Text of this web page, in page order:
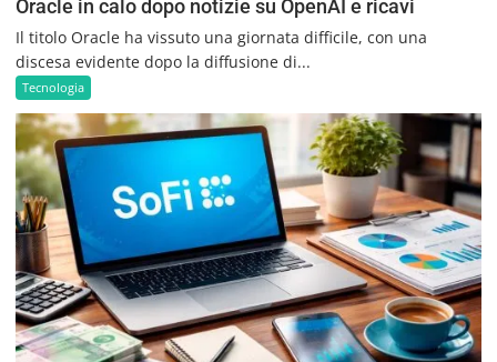
Oracle in calo dopo notizie su OpenAI e ricavi
Il titolo Oracle ha vissuto una giornata difficile, con una
discesa evidente dopo la diffusione di...
Tecnologia